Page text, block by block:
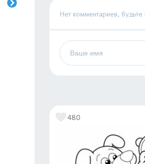
Нет комментариев,
480